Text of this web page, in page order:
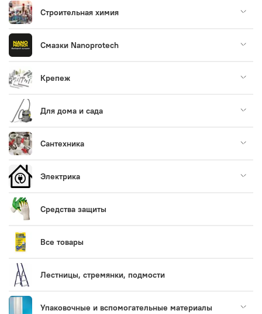
Строительная химия
Смазки Nanoprotech
Крепеж
Для дома и сада
Сантехника
Электрика
Средства защиты
Все товары
Лестницы, стремянки, подмости
Упаковочные и вспомогательные материалы